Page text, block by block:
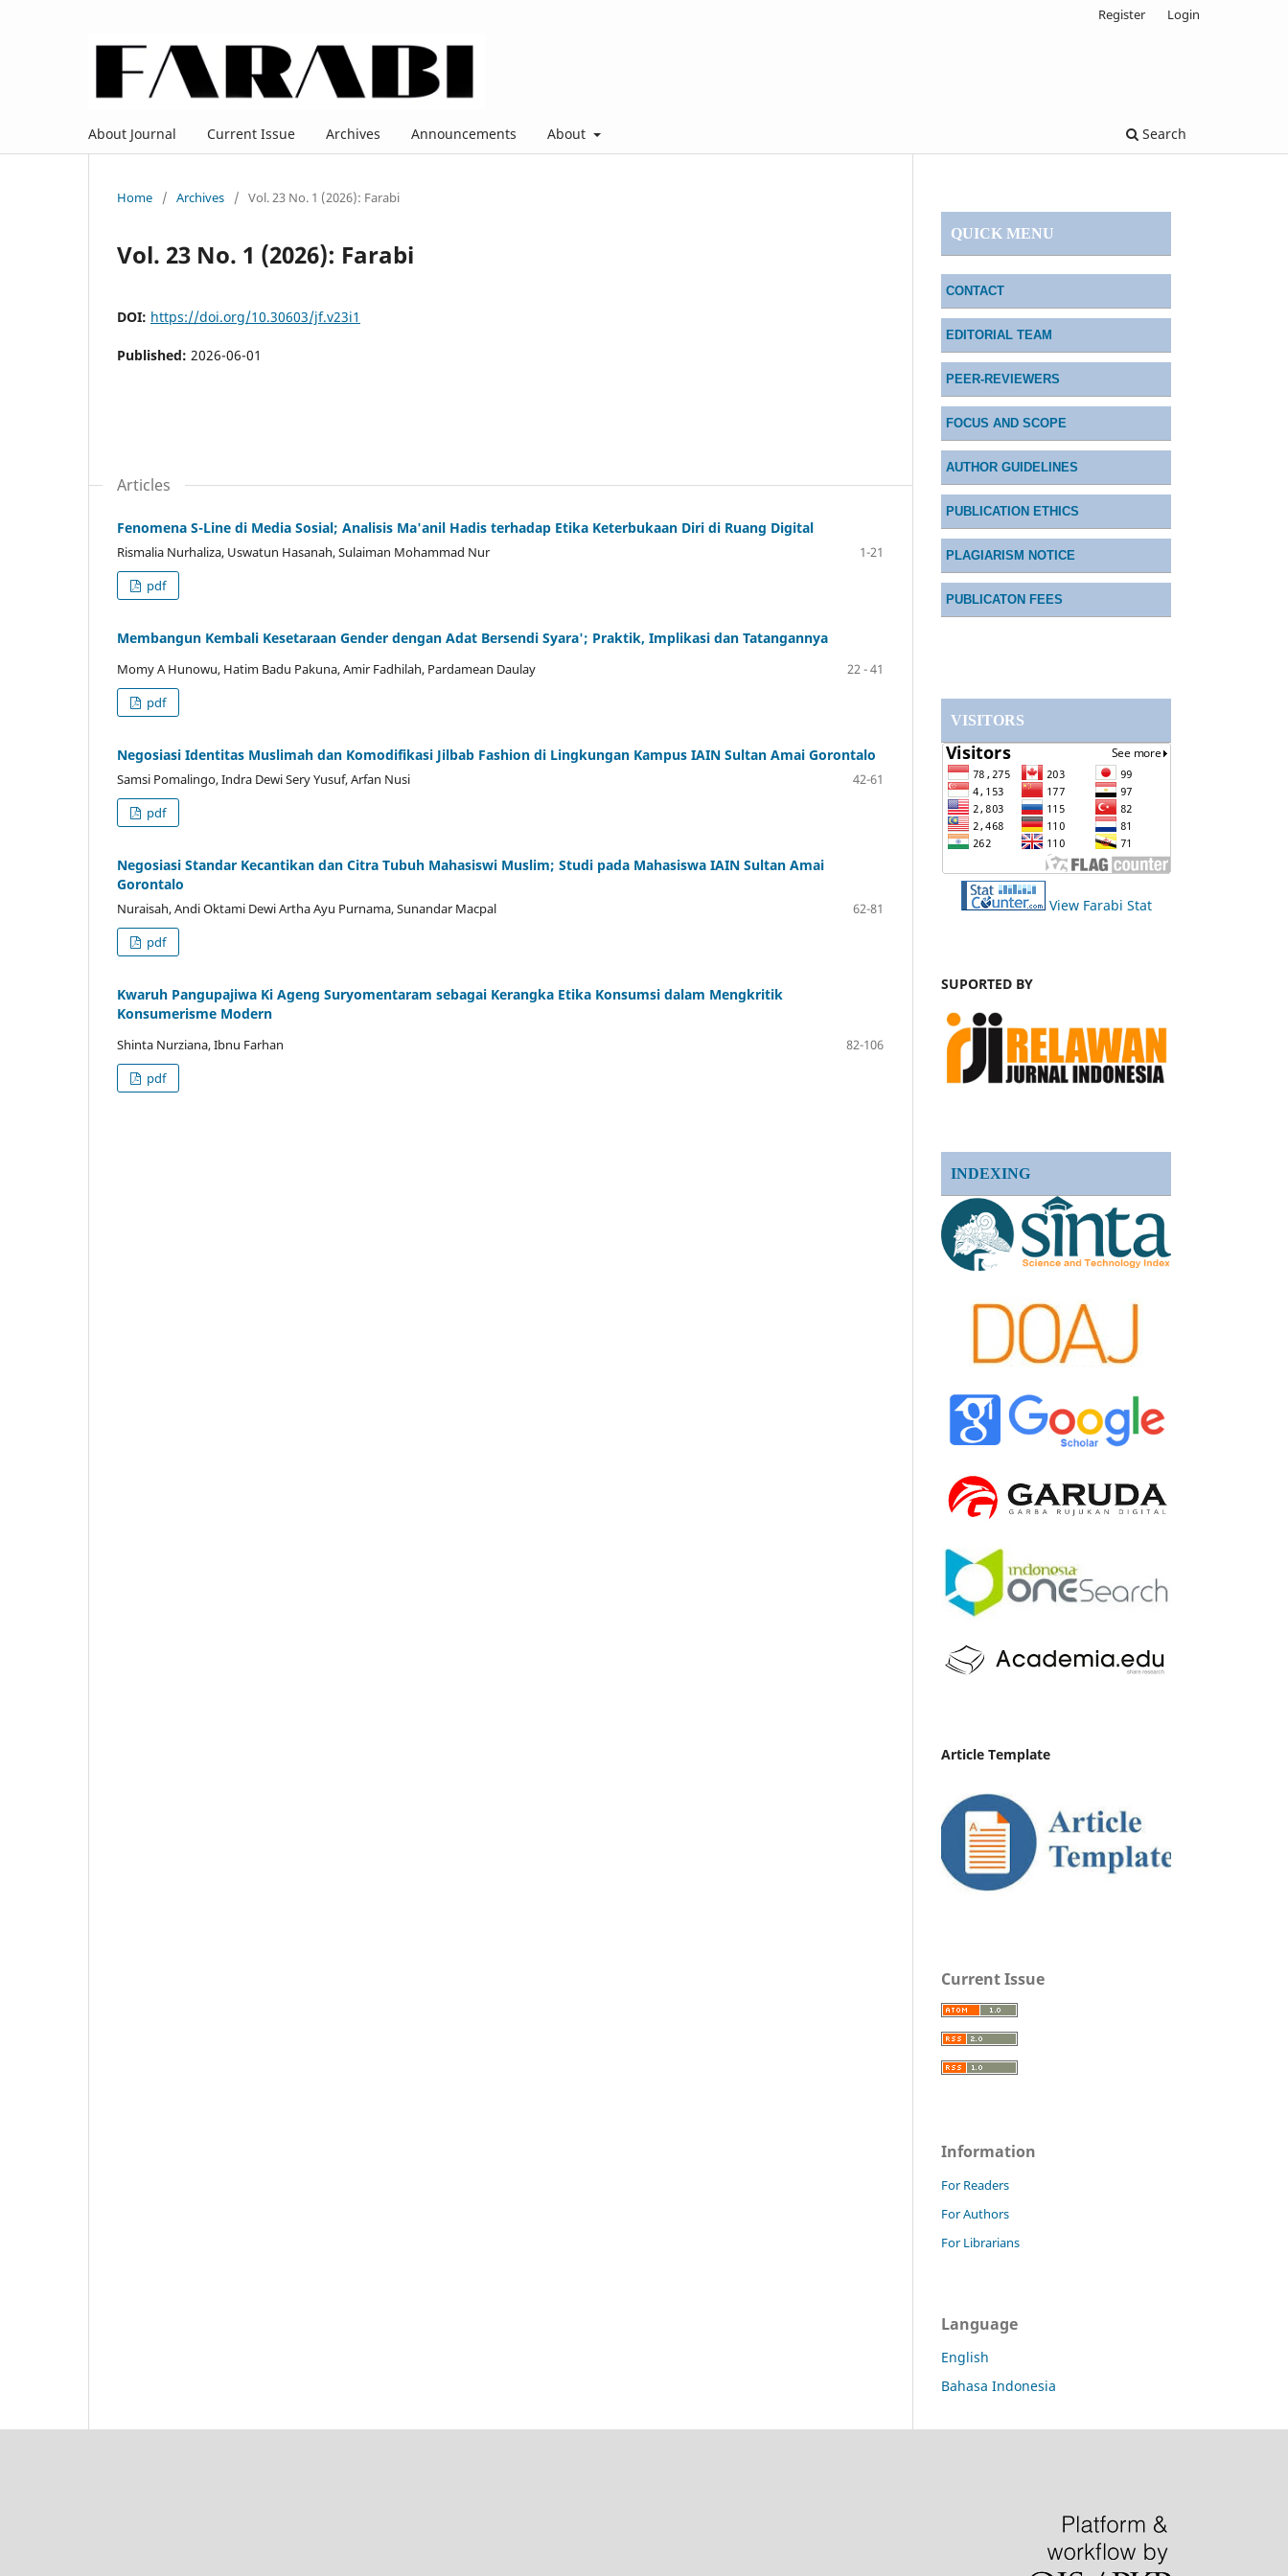
About Journal Current Issue Archives Announcements About Search
Register Login
Home / Archives / Vol. 23 No. 1 (2026): Farabi
Vol. 23 No. 1 (2026): Farabi
DOI: https://doi.org/10.30603/jf.v23i1
Published: 2026-06-01
Articles
Fenomena S-Line di Media Sosial; Analisis Ma'anil Hadis terhadap Etika Keterbukaan Diri di Ruang Digital
Rismalia Nurhaliza, Uswatun Hasanah, Sulaiman Mohammad Nur
1-21
pdf
Membangun Kembali Kesetaraan Gender dengan Adat Bersendi Syara'; Praktik, Implikasi dan Tatangannya
Momy A Hunowu, Hatim Badu Pakuna, Amir Fadhilah, Pardamean Daulay
22 - 41
pdf
Negosiasi Identitas Muslimah dan Komodifikasi Jilbab Fashion di Lingkungan Kampus IAIN Sultan Amai Gorontalo
Samsi Pomalingo, Indra Dewi Sery Yusuf, Arfan Nusi
42-61
pdf
Negosiasi Standar Kecantikan dan Citra Tubuh Mahasiswi Muslim; Studi pada Mahasiswa IAIN Sultan Amai
Gorontalo
Nuraisah, Andi Oktami Dewi Artha Ayu Purnama, Sunandar Macpal
62-81
pdf
Kwaruh Pangupajiwa Ki Ageng Suryomentaram sebagai Kerangka Etika Konsumsi dalam Mengkritik
Konsumerisme Modern
Shinta Nurziana, Ibnu Farhan
82-106
pdf
QUICK MENU
CONTACT
EDITORIAL TEAM
PEER-REVIEWERS
FOCUS AND SCOPE
AUTHOR GUIDELINES
PUBLICATION ETHICS
PLAGIARISM NOTICE
PUBLICATON FEES
VISITORS
View Farabi Stat
SUPORTED BY
INDEXING
Article Template
Current Issue
Information
For Readers
For Authors
For Librarians
Language
English
Bahasa Indonesia